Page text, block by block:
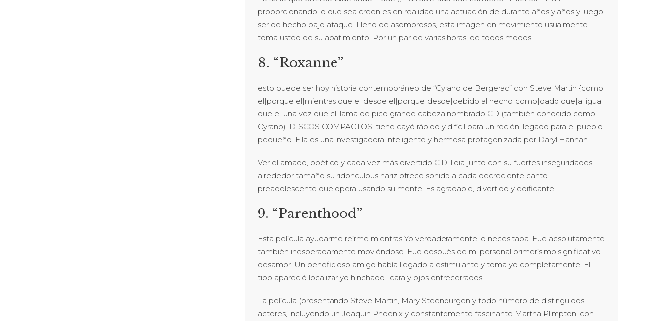
proporcionando lo que sea creen es en realidad una actuación de durante años y años y luego
ser de hecho bajo ataque. Lleno de asombrosos, esta imagen en movimiento usualmente
toma usted de su abatimiento. Por un par de varias horas, de todos modos.
8. “Roxanne”
esto puede ser hoy historia contemporáneo de “Cyrano de Bergerac” con Steve Martin {como
el|porque el|mientras que el|desde el|porque|desde|debido al hecho|como|dado que|al igual
que el|una vez que el llama de pico grande cabeza nombrado CD (también conocido como
Cyrano). DISCOS COMPACTOS. tiene cayó rápido y difícil para un recién llegado para el pueblo
pequeño. Ella es una investigadora inteligente y hermosa protagonizada por Daryl Hannah.
Ver el amado, poético y cada vez más divertido C.D. lidia junto con su fuertes inseguridades
alrededor tamaño su ridonculous nariz ofrece sonido a cada decreciente canto
preadolescente que opera usando su mente. Es agradable, divertido y edificante.
9. “Parenthood”
Esta película ayudarme reírme mientras Yo verdaderamente lo necesitaba. Fue absolutamente
también inesperadamente moviéndose. Fue después de mi personal primerísimo significativo
desamor. Un beneficioso amigo había llegado a estimulante y toma yo completamente. El
tipo apareció localizar yo hinchado- cara y ojos entrecerrados.
La película (presentando Steve Martin, Mary Steenburgen y todo número de distinguidos
actores, incluyendo un Joaquin Phoenix y constantemente fascinante Martha Plimpton, con